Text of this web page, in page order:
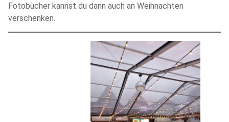
Fotobücher kannst du dann auch an Weihnachten
verschenken.